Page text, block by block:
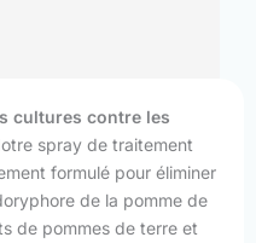
cultures contre les
spray de traitement
formulé pour éliminer
de la pomme de
de pommes de terre et